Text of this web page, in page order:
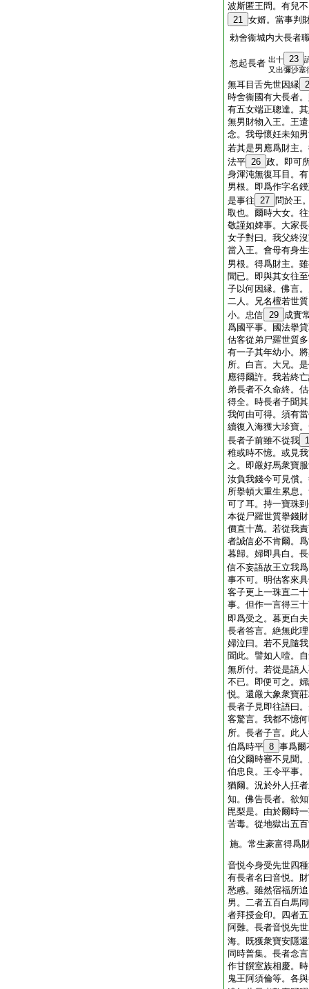
波斯匿王問。有兒
21 女婿。當事判
勅舍衞城内大長者
忽起長者 出十 23
又出彌沙塞
無耳目舌先世因縁
時舍衞國有大長者
有五女端正聰達。
無男財物入王。王
念。我母懷妊未知
若其是男應爲財主
法平 26 政。即可
身渾沌無復耳目。
男根。即爲作字名
是事往 27 問於王
取也。爾時大女。
敬謹如婢事。大家
女子對曰。我父終
當入王。會母有身
男根。得爲財主。
聞已。即與其女往
子以何因縁。佛言
二人。兄名檀若世
小。忠信 29 成實
爲國平事。國法擧
估客從弟尸羅世質
有一子其年幼小。
所。白言。大兄。
應得爾許。我若終
弟長者不久命終。
得全。時長者子聞
我何由可得。須有
續復入海獲大珍寶
長者子前雖不從我 1
稚或時不憶。或見
之。即嚴好馬衆寶
汝負我錢今可見償
所擧頓大重生累息
可了耳。持一寶珠
本從尸羅世質擧錢
價直十萬。若從我
者誠信必不肯爾。
暮歸。婦即具白。
信不妄語故王立我
事不可。明估客來
客子更上一珠直二
事。但作一言得三
即爲受之。暮更白
長者答言。絶無此
婦泣曰。若不見隨
聞此。譬如人噎。
無所付。若從是語
不已。即便可之。
悦。還嚴大象衆寶
長者子見即往語曰
客驚言。我都不憶
所。長者子言。此
伯爲時平 8 事爲爾
伯父爾時審不見聞
伯忠良。王令平事
猶爾。況於外人抂
知。佛告長者。欲
毘梨是。由於爾時
苦毒。從地獄出五
施。常生豪富得爲
音悦今身受先世四
有長者名曰音悦。
愁慼。雖然宿福所
男。二者五百白馬
者拜授金印。四者
阿難。長者音悦先
海。既獲衆寶安隱
同時普集。長者念
作甘饌室族相慶。
鬼王阿須倫等。各